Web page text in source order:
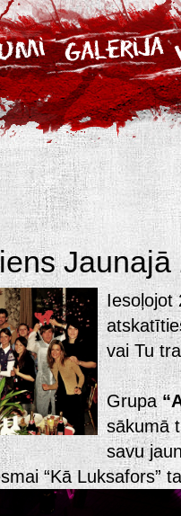
Iesoļojot
vai Tu
Grupa
sākumā
savu
“Kā Luksafors”